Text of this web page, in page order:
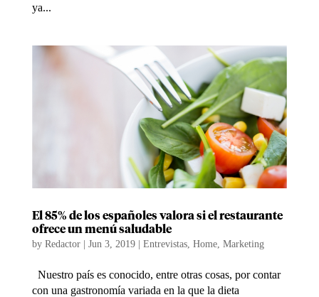
ya...
El 85% de los españoles valora si el restaurante
ofrece un menú saludable
by Redactor| Jun 3, 2019| Entrevistas, Home, Marketing
Nuestro país es conocido, entre otras cosas, por contar
con una gastronomía variada en la que la dieta